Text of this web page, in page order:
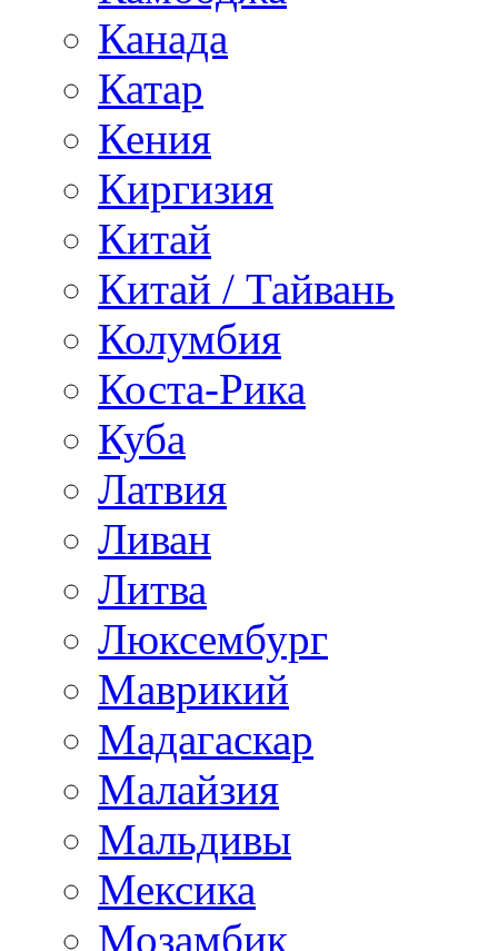
Канада
Катар
Кения
Киргизия
Китай
Китай / Тайвань
Колумбия
Коста-Рика
Куба
Латвия
Ливан
Литва
Люксембург
Маврикий
Мадагаскар
Малайзия
Мальдивы
Мексика
Мозамбик